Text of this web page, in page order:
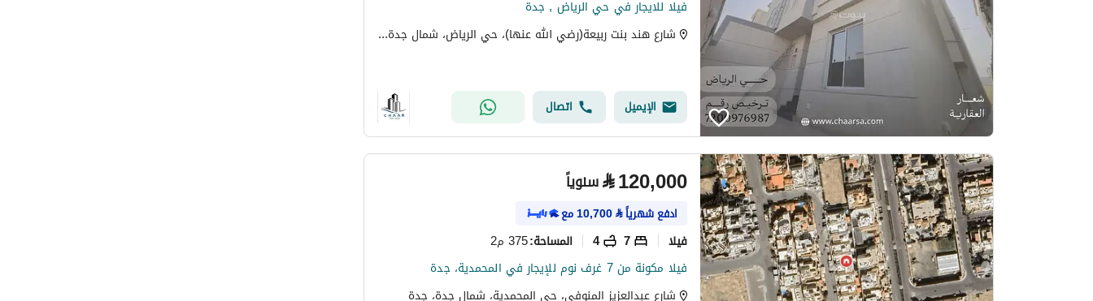
فيلا للايجار في حي الرياض , جدة
شارع هند بنت ربيعة(رضي الله عنها)، حي الرياض، شمال جدة، جدة
الإيميل اتصال
⃁120,000 سنوياً
ادفع شهرياً⃁
10,700مع
فیلا 7
4 المساحة:375 م2
فيلا مكونة من 7 غرف نوم للإيجار في المحمدية، جدة
شارع عبدالعزيز المنوفي، حي المحمدية، شمال جدة، جدة